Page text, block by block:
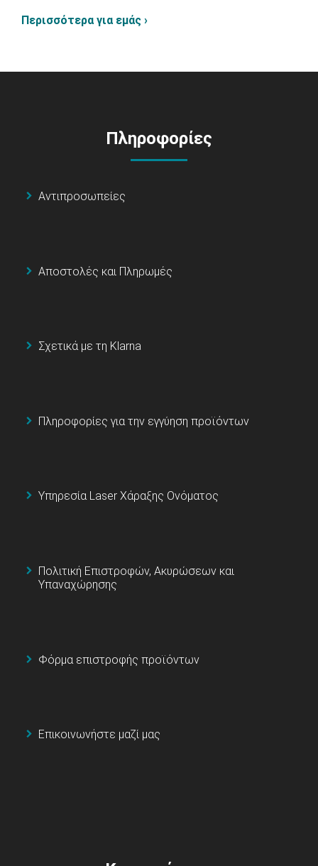
Περισσότερα για εμάς ›
Πληροφορίες
Αντιπροσωπείες
Αποστολές και Πληρωμές
Σχετικά με τη Klarna
Πληροφορίες για την εγγύηση προϊόντων
Υπηρεσία Laser Χάραξης Ονόματος
Πολιτική Επιστροφών, Ακυρώσεων και
Υπαναχώρησης
Φόρμα επιστροφής προϊόντων
Επικοινωνήστε μαζί μας